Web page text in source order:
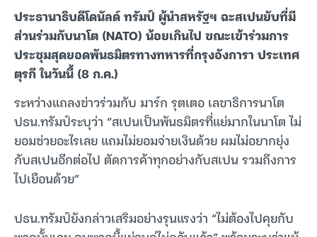
ประธานาธิบดีโดนัลด์ ทรัมป์ ผู้นำสหรัฐฯ ฉะสเปนยับที่มี
ส่วนร่วมกับนาโต (NATO) น้อยเกินไป ขณะเข้าร่วมการ
ประชุมสุดยอดพันธมิตรทางทหารที่กรุงอังการา ประเทศ
ตุรกี ในวันนี้ (8 ก.ค.)
ระหว่างแถลงข่าวร่วมกับ มาร์ก รุตเตอ เลขาธิการนาโต
ปธน.ทรัมป์ระบุว่า “สเปนเป็นพันธมิตรที่แย่มากในนาโต ไม่
ยอมช่วยอะไรเลย แถมไม่ยอมจ่ายเงินด้วย ผมไม่อยากยุ่ง
กับสเปนอีกต่อไป ตัดการค้าทุกอย่างกับสเปน รวมถึงการ
ไปเยือนด้วย”
ปธน.ทรัมป์ยังกล่าวเสริมอย่างรุนแรงว่า “ไม่ต้องไปคุยกับ